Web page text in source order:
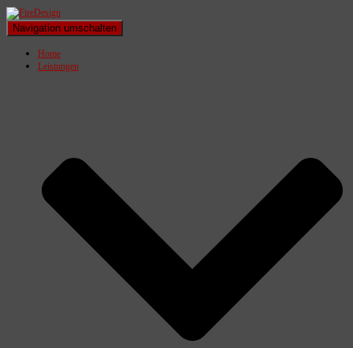
Navigation umschalten
Home
Leistungen